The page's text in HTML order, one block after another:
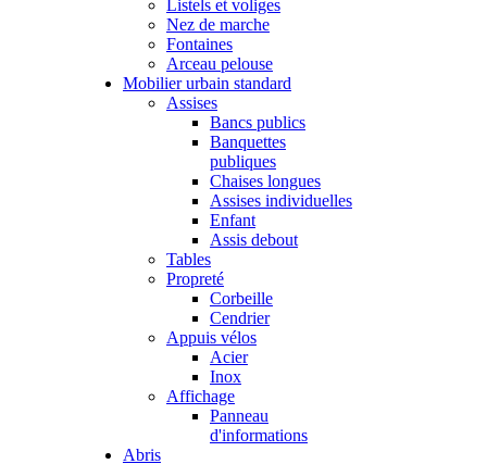
Listels et voliges
Nez de marche
Fontaines
Arceau pelouse
Mobilier urbain standard
Assises
Bancs publics
Banquettes
publiques
Chaises longues
Assises individuelles
Enfant
Assis debout
Tables
Propreté
Corbeille
Cendrier
Appuis vélos
Acier
Inox
Affichage
Panneau
d'informations
Abris